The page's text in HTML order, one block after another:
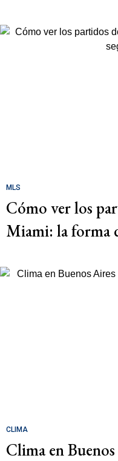
MLS
Cómo ver los
Miami: la forma
CLIMA
Clima en